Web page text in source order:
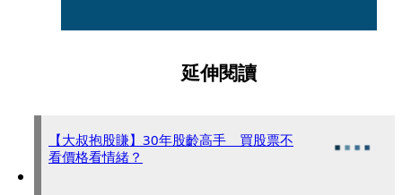
延伸閱讀
【大叔抱股賺】30年股齡高手 買股票不
看價格看情緒？